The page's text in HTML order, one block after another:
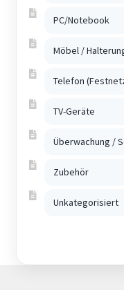
PC/Notebook
Möbel /
Telefon
TV-Geräte
Überwachung /
Zubehör
Unkategorisiert